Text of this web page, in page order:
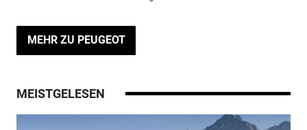
MEHR ZU PEUGEOT
MEISTGELESEN